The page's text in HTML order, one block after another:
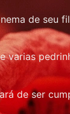
de seu
de ser